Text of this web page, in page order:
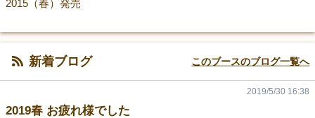
2015（春）発売
新着ブログ このブースのブログ一覧へ
2019春 お疲れ様でした
2019/5/30 16:38